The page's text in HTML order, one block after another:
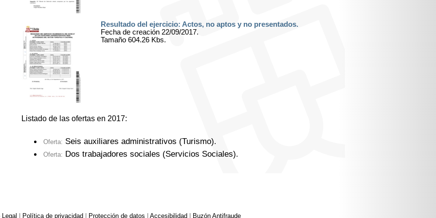
Resultado del ejercicio: Actos, no aptos y no presentados.
Fecha de creación 22/09/2017.
Tamaño 604.26 Kbs.
Listado de las ofertas en 2017:
Oferta: Seis auxiliares administrativos (Turismo).
Oferta: Dos trabajadores sociales (Servicios Sociales).
Política de privacidad Protección de datos Accesibilidad Buzón Antifraude